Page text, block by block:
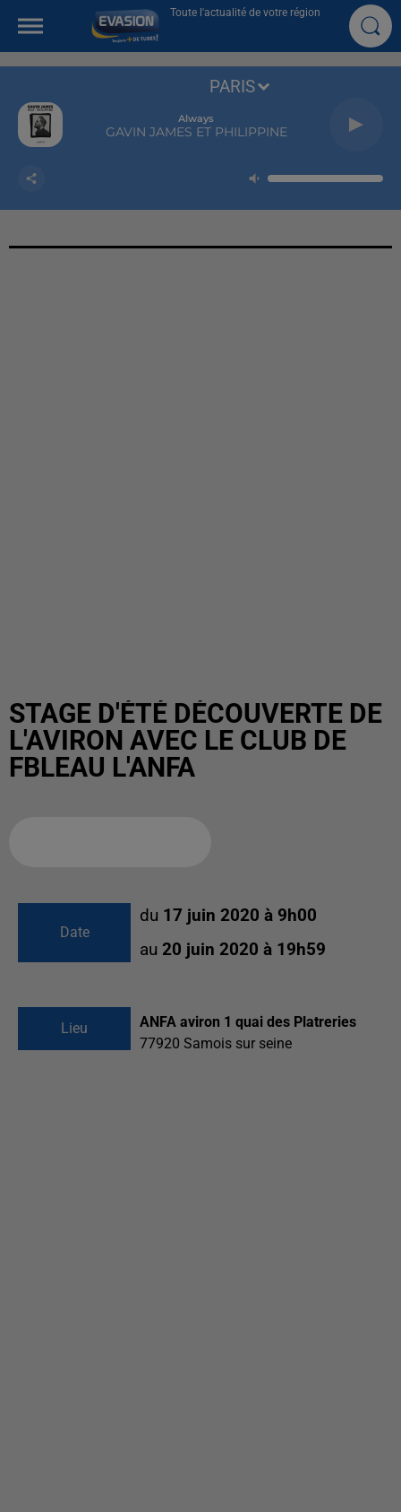
Toute l'actualité de votre région
Always
GAVIN JAMES ET PHILIPPINE
PARIS
STAGE D'ÉTÉ DÉCOUVERTE DE
L'AVIRON AVEC LE CLUB DE
FBLEAU L'ANFA
Date
du 17 juin 2020 à 9h00
au 20 juin 2020 à 19h59
Lieu
ANFA aviron 1 quai des Platreries
77920 Samois sur seine